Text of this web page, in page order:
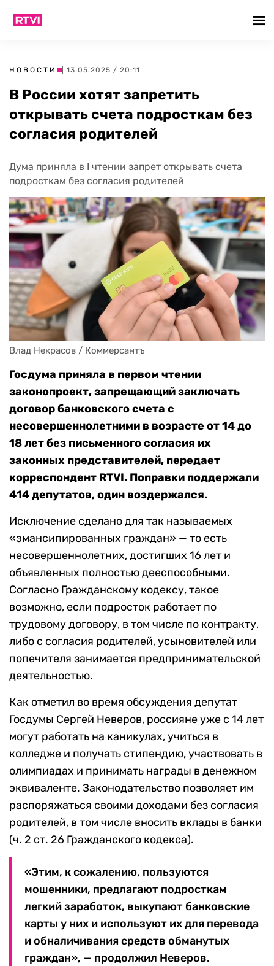
НОВОСТИ | 13.05.2025 / 20:11
В России хотят запретить
открывать счета подросткам без
согласия родителей
Дума приняла в I чтении запрет открывать счета
подросткам без согласия родителей
Влад Некрасов / Коммерсантъ
Госдума приняла в первом чтении
законопроект, запрещающий заключать
договор банковского счета с
несовершеннолетними в возрасте от 14 до
18 лет без письменного согласия их
законных представителей, передает
корреспондент RTVI. Поправки поддержали
414 депутатов, один воздержался.
Исключение сделано для так называемых
«эмансипированных граждан» — то есть
несовершеннолетних, достигших 16 лет и
объявленных полностью дееспособными.
Согласно Гражданскому кодексу, такое
возможно, если подросток работает по
трудовому договору, в том числе по контракту,
либо с согласия родителей, усыновителей или
попечителя занимается предпринимательской
деятельностью.
Как отметил во время обсуждения депутат
Госдумы Сергей Неверов, россияне уже с 14 лет
могут работать на каникулах, учиться в
колледже и получать стипендию, участвовать в
олимпиадах и принимать награды в денежном
эквиваленте. Законодательство позволяет им
распоряжаться своими доходами без согласия
родителей, в том числе вносить вклады в банки
(ч. 2 ст. 26 Гражданского кодекса).
«Этим, к сожалению, пользуются
мошенники, предлагают подросткам
легкий заработок, выкупают банковские
карты у них и используют их для перевода
и обналичивания средств обманутых
граждан», — продолжил Неверов.